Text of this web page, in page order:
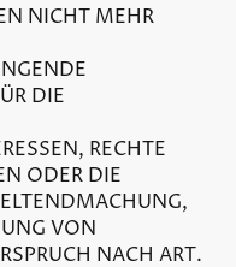
NICHT MEHR
DIE
RECHTE
ODER DIE
VON
NACH ART.